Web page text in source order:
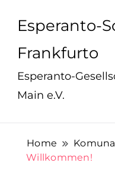
Esperanto-
Frankfurto
Esperanto-
Main e.V.
Home Komuna
Willkommen!